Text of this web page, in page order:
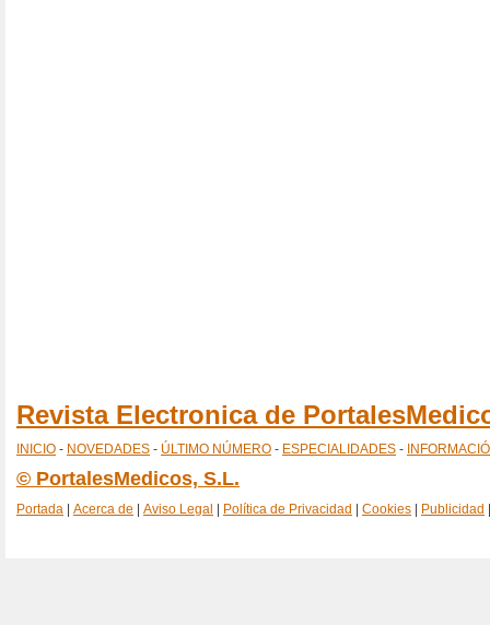
Revista Electronica de
INICIO - NOVEDADES - ÚLTIMO NÚMERO - ESPECIALIDADES -
© PortalesMedicos, S.L.
Portada Acerca de Aviso Legal Política de Privacidad Cookies Publicidad